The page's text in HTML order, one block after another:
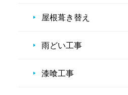
屋根葺き替え
雨どい工事
漆喰工事